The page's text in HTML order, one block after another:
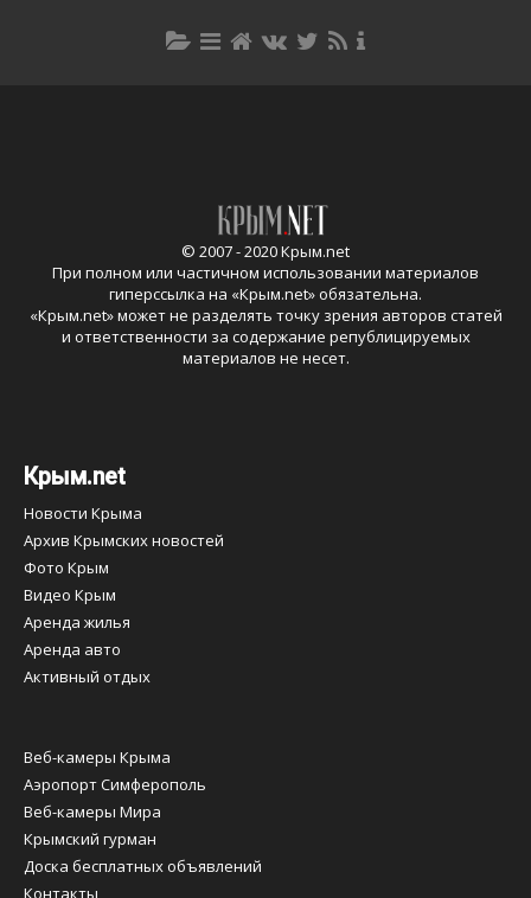
© 2007 - 2020 Крым.net
При полном или частичном использовании материалов
гиперссылка на «Крым.net» обязательна.
«Крым.net» может не разделять точку зрения авторов статей
и ответственности за содержание републицируемых
материалов не несет.
Крым.net
Новости Крыма
Архив Крымских новостей
Фото Крым
Видео Крым
Аренда жилья
Аренда авто
Активный отдых
Веб-камеры Крыма
Аэропорт Симферополь
Веб-камеры Мира
Крымский гурман
Доска бесплатных объявлений
Контакты